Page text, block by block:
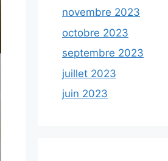
novembre 2023
octobre 2023
septembre 2023
juillet 2023
juin 2023